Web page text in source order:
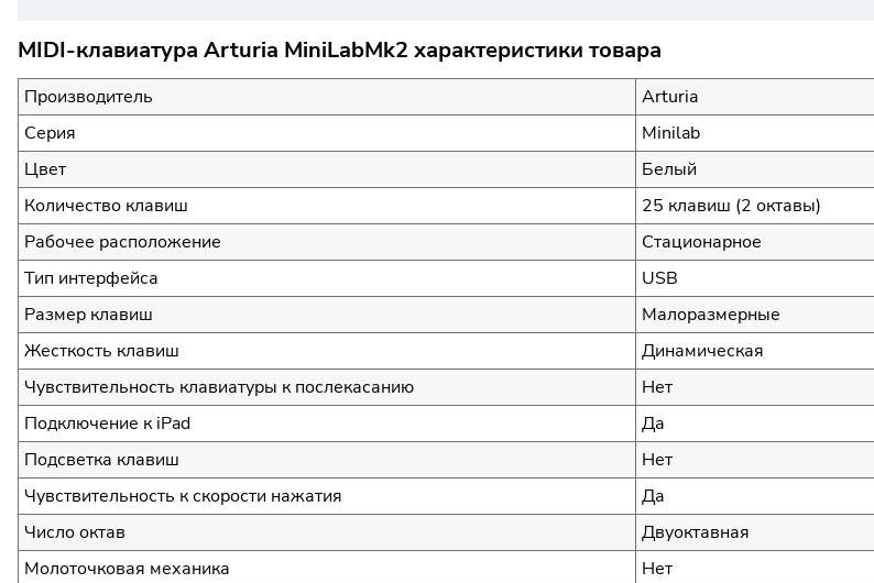
MIDI-клавиатура Arturia MiniLabMk2 характеристики товара
Производитель
Arturia
Серия
Minilab
Цвет
Белый
Количество клавиш
25 клавиш (2 октавы)
Рабочее расположение
Стационарное
Тип интерфейса
USB
Размер клавиш
Малоразмерные
Жесткость клавиш
Динамическая
Чувствительность клавиатуры к послекасанию
Нет
Подключение к iPad
Да
Подсветка клавиш
Нет
Чувствительность к скорости нажатия
Да
Число октав
Двуоктавная
Молоточковая механика
Нет